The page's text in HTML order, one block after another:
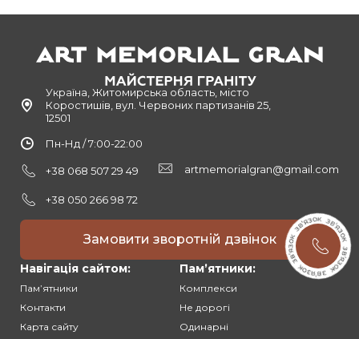
Україна, Житомирська область, місто
Коростишів, вул. Червоних партизанів 25,
12501
Пн-Нд / 7:00-22:00
+38 068 507 29 49
+38 050 266 98 72
artmemorialgran@gmail.com
Замовити зворотній дзвінок
Навігація сайтом:
Памʼятники
Контакти
Карта сайту
Памʼятники:
Комплекси
Не дорогі
Одинарні